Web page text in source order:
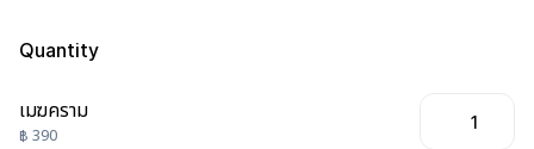
Quantity
เมฆคราม
฿ 390